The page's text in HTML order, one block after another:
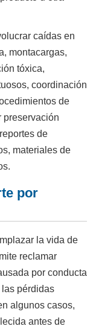
caídas en
montacargas,
tóxica,
coordinación
de
preservación
de
materiales de
por
la vida de
reclamar
por conducta
pérdidas
algunos casos,
antes de